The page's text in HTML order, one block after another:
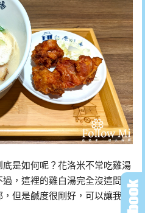
是如何呢？花洛米不常吃雞湯
，這裡的雞白湯完全沒這問
但是鹹度很剛好，可以讓我一